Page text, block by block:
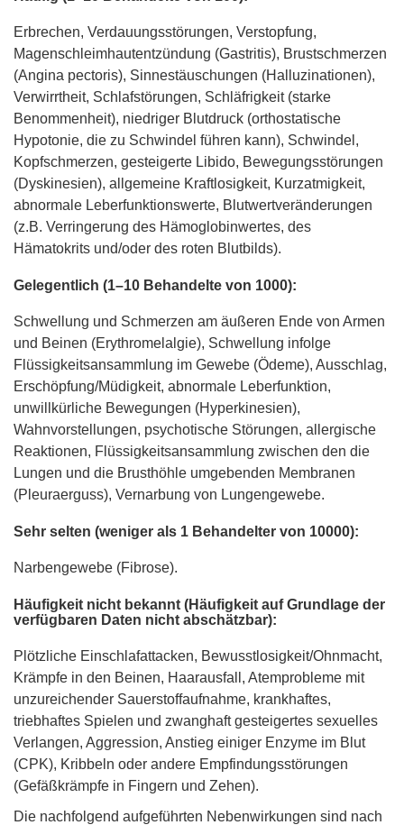
Erbrechen, Verdauungsstörungen, Verstopfung,
Magenschleimhautentzündung (Gastritis), Brustschmerzen
(Angina pectoris), Sinnestäuschungen (Halluzinationen),
Verwirrtheit, Schlafstörungen, Schläfrigkeit (starke
Benommenheit), niedriger Blutdruck (orthostatische
Hypotonie, die zu Schwindel führen kann), Schwindel,
Kopfschmerzen, gesteigerte Libido, Bewegungsstörungen
(Dyskinesien), allgemeine Kraftlosigkeit, Kurzatmigkeit,
abnormale Leberfunktionswerte, Blutwertveränderungen
(z.B. Verringerung des Hämoglobinwertes, des
Hämatokrits und/oder des roten Blutbilds).
Gelegentlich (1–10 Behandelte von 1000):
Schwellung und Schmerzen am äußeren Ende von Armen
und Beinen (Erythromelalgie), Schwellung infolge
Flüssigkeitsansammlung im Gewebe (Ödeme), Ausschlag,
Erschöpfung/Müdigkeit, abnormale Leberfunktion,
unwillkürliche Bewegungen (Hyperkinesien),
Wahnvorstellungen, psychotische Störungen, allergische
Reaktionen, Flüssigkeitsansammlung zwischen den die
Lungen und die Brusthöhle umgebenden Membranen
(Pleuraerguss), Vernarbung von Lungengewebe.
Sehr selten (weniger als 1 Behandelter von 10000):
Narbengewebe (Fibrose).
Häufigkeit nicht bekannt (Häufigkeit auf Grundlage der
verfügbaren Daten nicht abschätzbar):
Plötzliche Einschlafattacken, Bewusstlosigkeit/Ohnmacht,
Krämpfe in den Beinen, Haarausfall, Atemprobleme mit
unzureichender Sauerstoffaufnahme, krankhaftes,
triebhaftes Spielen und zwanghaft gesteigertes sexuelles
Verlangen, Aggression, Anstieg einiger Enzyme im Blut
(CPK), Kribbeln oder andere Empfindungsstörungen
(Gefäßkrämpfe in Fingern und Zehen).
Die nachfolgend aufgeführten Nebenwirkungen sind nach